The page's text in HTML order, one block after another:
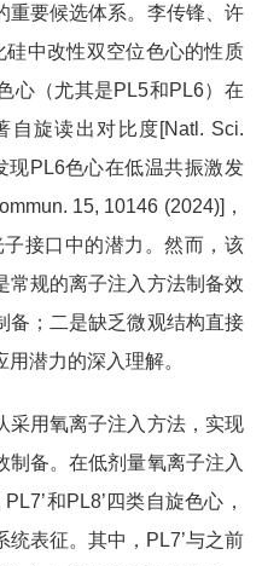
重要候选体系。李传锋、许
中改性双空位色心的性质
心（尤其是PL5和PL6）在
自旋读出对比度[Natl. Sci.
现PL6色心在低温共振激发
15, 10146 (2024)]，
接口中的潜力。然而，该
常规的离子注入方法制备效
备；二是缺乏微观结构直接
潜力的深入理解。
用氧离子注入方法，实现
制备。在低剂量氧离子注入
和PL8’四类自旋色心，
表征。其中，PL7’与之前